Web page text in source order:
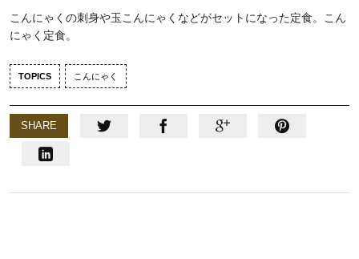
こんにゃくの刺身や玉こんにゃくなどがセットになった定食。こん
にゃく定食。
TOPICS こんにゃく
SHARE